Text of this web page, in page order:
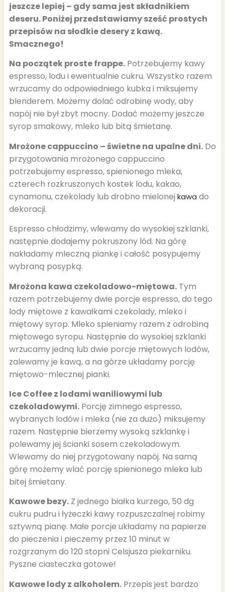
jeszcze lepiej – gdy sama jest składnikiem
deseru. Poniżej przedstawiamy sześć prostych
przepisów na słodkie desery z kawą.
Smacznego!
Na początek proste frappe. Potrzebujemy kawy
espresso, lodu i ewentualnie cukru. Wszystko razem
wrzucamy do odpowiedniego kubka i miksujemy
blenderem. Możemy dolać odrobinę wody, aby
napój nie był zbyt mocny. Dodać możemy jeszcze
syrop smakowy, mleko lub bitą śmietanę.
Mrożone cappuccino – świetne na upalne dni. Do
przygotowania mrożonego cappuccino
potrzebujemy espresso, spienionego mleka,
czterech rozkruszonych kostek lodu, kakao,
cynamonu, czekolady lub drobno mielonej kawa do
dekoracji.
Espresso chłodzimy, wlewamy do wysokiej szklanki,
następnie dodajemy pokruszony lód. Na górę
nakładamy mleczną piankę i całość posypujemy
wybraną posypką.
Mrożona kawa czekoladowo-miętowa. Tym
razem potrzebujemy dwie porcje espresso, do tego
lody miętowe z kawałkami czekolady, mleko i
miętowy syrop. Mleko spieniamy razem z odrobiną
miętowego syropu. Następnie do wysokiej szklanki
wrzucamy jedną lub dwie porcje miętowych lodów,
zalewamy je kawą, a na górze układamy porcję
miętowo-mlecznej pianki.
Ice Coffee z lodami waniliowymi lub
czekoladowymi. Porcję zimnego espresso,
wybranych lodów i mleka (nie za dużo) miksujemy
razem. Następnie bierzemy wysoką szklankę i
polewamy jej ścianki sosem czekoladowym.
Wlewamy do niej przygotowany napój. Na samą
górę możemy wlać porcję spienionego mleka lub
bitej śmietany.
Kawowe bezy. Z jednego białka kurzego, 50 dg
cukru pudru i łyżeczki kawy rozpuszczalnej robimy
sztywną pianę. Małe porcje układamy na papierze
do pieczenia i pieczemy przez 10 minut w
rozgrzanym do 120 stopni Celsjusza piekarniku.
Pyszne ciasteczka gotowe!
Kawowe lody z alkoholem. Przepis jest bardzo